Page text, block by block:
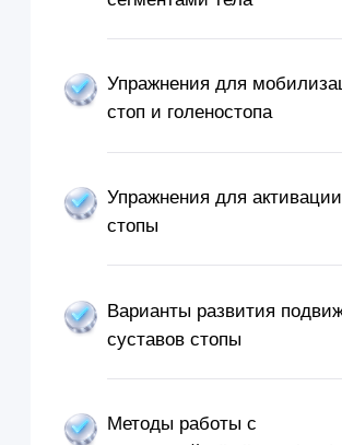
Порядок действий для
доступа к курсу
Оформляете
После оплаты вам на почту придут
логин и пароль для доступа в личный
кабинет, где будет доступен курс для